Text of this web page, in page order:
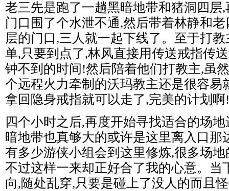
老三先是跑了一趟黑暗地带和猪洞四层
门口围了个水泄不通,然后带着林静和
层的门口,三人就一起下线了。至于打
单,只要到点了,林风直接用传送戒指传
钟不到的时间!然后陪着他们打教主,虽
个远程火力牵制的沃玛教主还是很容易
拿回隐身戒指就可以走了,完美的计划啊!
四个小时之后,再度开始寻找适合的场
暗地带也真够大的或许是这里离入口那
有多少游侠小组会到这里修炼,很多场
不过这样一来却正好合了我的心意。当
向,随处乱穿,只要是碰上了没人的而且